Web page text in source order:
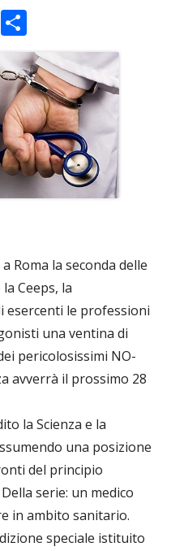
in o
n
di
vi
di
Roma la seconda delle
Ceeps, la
esercenti le professioni
una ventina di
pericolosissimi NO-
avverrà il prossimo 28
la Scienza e la
una posizione
del principio
serie: un medico
in ambito sanitario.
speciale istituito